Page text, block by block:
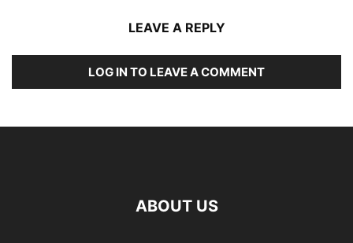
LEAVE A REPLY
LOG IN TO LEAVE A COMMENT
ABOUT US